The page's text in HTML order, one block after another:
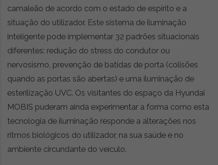
camaleão de acordo com o estado de espírito e a
situação do utilizador. Este sistema de iluminação
inteligente pode implementar 32 padrões situacionais
diferentes: redução do stress do condutor ou
nervosismo, prevenção de batidas de porta (colisões
quando as portas são abertas) e uma iluminação de
esterilização UVC. Os visitantes do espaço da Hyundai
MOBIS puderam ainda experimentar a forma como esta
tecnologia de iluminação responde a alterações nos
ritmos biológicos do utilizador, na sua saúde e no
ambiente circundante do veículo.